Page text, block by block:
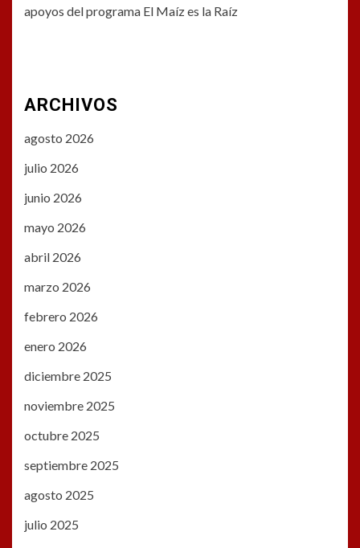
apoyos del programa El Maíz es la Raíz
ARCHIVOS
agosto 2026
julio 2026
junio 2026
mayo 2026
abril 2026
marzo 2026
febrero 2026
enero 2026
diciembre 2025
noviembre 2025
octubre 2025
septiembre 2025
agosto 2025
julio 2025